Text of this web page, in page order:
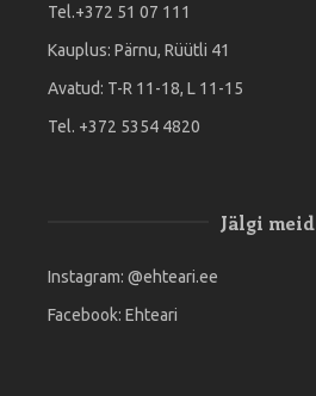
Tel.+372 51 07 111
Kauplus: Pärnu, Rüütli 41
Avatud: T-R 11-18, L 11-15
Tel. +372 5354 4820
Jälgi meid
Instagram: @ehteari.ee
Facebook: Ehteari